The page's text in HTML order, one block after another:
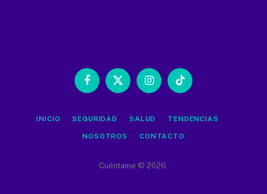
Facebook
X
InstagramTikTok
INICIO SEGURIDAD SALUD TENDENCIAS
NOSOTROS CONTACTO
Cuéntame © 2026.